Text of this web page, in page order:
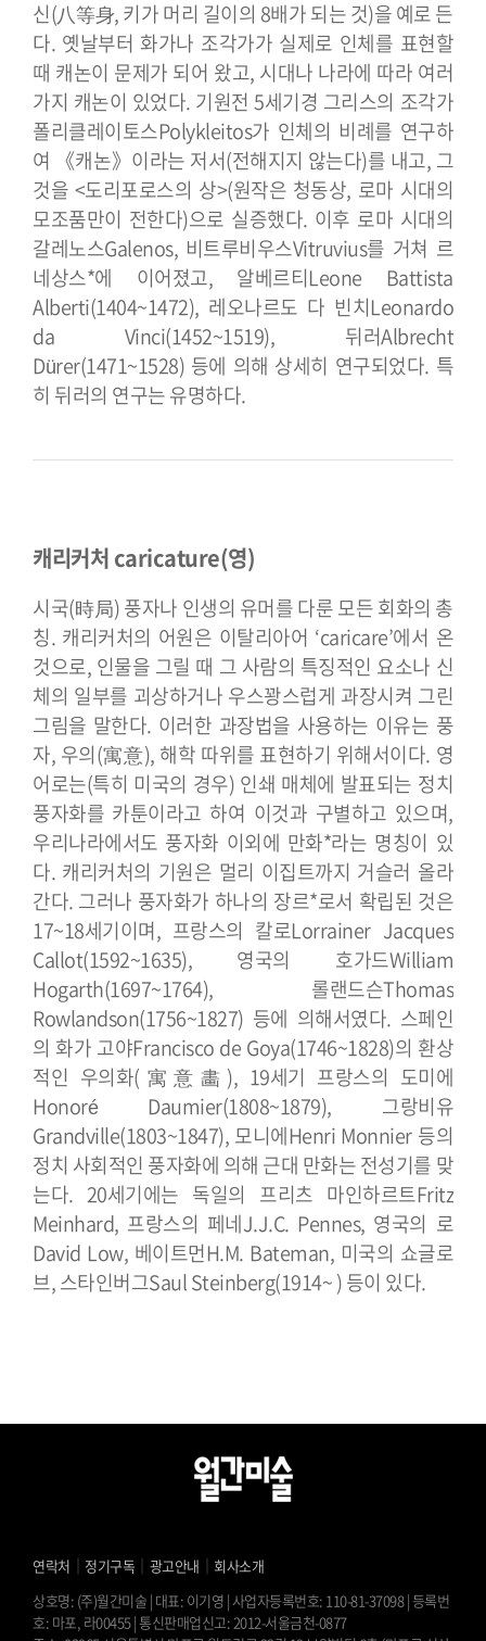
신(八等身, 키가 머리 길이의 8배가 되는 것)을 예로 든
다. 옛날부터 화가나 조각가가 실제로 인체를 표현할
때 캐논이 문제가 되어 왔고, 시대나 나라에 따라 여러
가지 캐논이 있었다. 기원전 5세기경 그리스의 조각가
폴리클레이토스Polykleitos가 인체의 비례를 연구하
여 《캐논》이라는 저서(전해지지 않는다)를 내고, 그
것을 <도리포로스의 상>(원작은 청동상, 로마 시대의
모조품만이 전한다)으로 실증했다. 이후 로마 시대의
갈레노스Galenos, 비트루비우스Vitruvius를 거쳐 르
네상스*에 이어졌고, 알베르티Leone Battista
Alberti(1404~1472), 레오나르도 다 빈치Leonardo
da Vinci(1452~1519), 뒤러Albrecht
Dürer(1471~1528) 등에 의해 상세히 연구되었다. 특
히 뒤러의 연구는 유명하다.
캐리커처 caricature(영)
시국(時局) 풍자나 인생의 유머를 다룬 모든 회화의 총
칭. 캐리커처의 어원은 이탈리아어 ‘caricare’에서 온
것으로, 인물을 그릴 때 그 사람의 특징적인 요소나 신
체의 일부를 괴상하거나 우스꽝스럽게 과장시켜 그린
그림을 말한다. 이러한 과장법을 사용하는 이유는 풍
자, 우의(寓意), 해학 따위를 표현하기 위해서이다. 영
어로는(특히 미국의 경우) 인쇄 매체에 발표되는 정치
풍자화를 카툰이라고 하여 이것과 구별하고 있으며,
우리나라에서도 풍자화 이외에 만화*라는 명칭이 있
다. 캐리커처의 기원은 멀리 이집트까지 거슬러 올라
간다. 그러나 풍자화가 하나의 장르*로서 확립된 것은
17~18세기이며, 프랑스의 칼로Lorrainer Jacques
Callot(1592~1635), 영국의 호가드William
Hogarth(1697~1764), 롤랜드슨Thomas
Rowlandson(1756~1827) 등에 의해서였다. 스페인
의 화가 고야Francisco de Goya(1746~1828)의 환상
적인 우의화(寓意畵), 19세기 프랑스의 도미에
Honoré Daumier(1808~1879), 그랑비유
Grandville(1803~1847), 모니에Henri Monnier 등의
정치 사회적인 풍자화에 의해 근대 만화는 전성기를 맞
는다. 20세기에는 독일의 프리츠 마인하르트Fritz
Meinhard, 프랑스의 페네J.J.C. Pennes, 영국의 로
David Low, 베이트먼H.M. Bateman, 미국의 쇼글로
브, 스타인버그Saul Steinberg(1914~ ) 등이 있다.
연락처 ｜ 정기구독 ｜ 광고안내 ｜ 회사소개
상호명: (주)월간미술 | 대표: 이기영 | 사업자등록번호: 110-81-37098 | 등록번
호: 마포, 라00455 | 통신판매업신고: 2012-서울금천-0877